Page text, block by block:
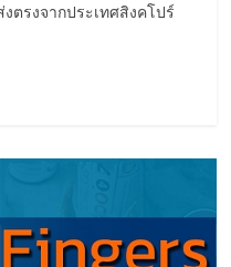
ตรงจากประเทศสิงคโปร์